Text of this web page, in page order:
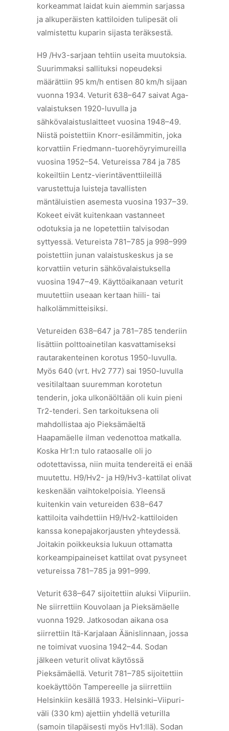
korkeammat laidat kuin aiemmin sarjassa
ja alkuperäisten kattiloiden tulipesät oli
valmistettu kuparin sijasta teräksestä.
H9 /Hv3-sarjaan tehtiin useita muutoksia.
Suurimmaksi sallituksi nopeudeksi
määrättiin 95 km/h entisen 80 km/h sijaan
vuonna 1934. Veturit 638–647 saivat Aga-
valaistuksen 1920-luvulla ja
sähkövalaistuslaitteet vuosina 1948–49.
Niistä poistettiin Knorr-esilämmitin, joka
korvattiin Friedmann-tuorehöyryimureilla
vuosina 1952–54. Vetureissa 784 ja 785
kokeiltiin Lentz-vierintäventtiileillä
varustettuja luisteja tavallisten
mäntäluistien asemesta vuosina 1937–39.
Kokeet eivät kuitenkaan vastanneet
odotuksia ja ne lopetettiin talvisodan
syttyessä. Vetureista 781–785 ja 998–999
poistettiin junan valaistuskeskus ja se
korvattiin veturin sähkövalaistuksella
vuosina 1947–49. Käyttöaikanaan veturit
muutettiin useaan kertaan hiili- tai
halkolämmitteisiksi.
Vetureiden 638–647 ja 781–785 tenderiin
lisättiin polttoainetilan kasvattamiseksi
rautarakenteinen korotus 1950-luvulla.
Myös 640 (vrt. Hv2 777) sai 1950-luvulla
vesitilaltaan suuremman korotetun
tenderin, joka ulkonäöltään oli kuin pieni
Tr2-tenderi. Sen tarkoituksena oli
mahdollistaa ajo Pieksämäeltä
Haapamäelle ilman vedenottoa matkalla.
Koska Hr1:n tulo rataosalle oli jo
odotettavissa, niin muita tendereitä ei enää
muutettu. H9/Hv2- ja H9/Hv3-kattilat olivat
keskenään vaihtokelpoisia. Yleensä
kuitenkin vain vetureiden 638–647
kattiloita vaihdettiin H9/Hv2-kattiloiden
kanssa konepajakorjausten yhteydessä.
Joitakin poikkeuksia lukuun ottamatta
korkeampipaineiset kattilat ovat pysyneet
vetureissa 781–785 ja 991–999.
Veturit 638–647 sijoitettiin aluksi Viipuriin.
Ne siirrettiin Kouvolaan ja Pieksämäelle
vuonna 1929. Jatkosodan aikana osa
siirrettiin Itä-Karjalaan Äänislinnaan, jossa
ne toimivat vuosina 1942–44. Sodan
jälkeen veturit olivat käytössä
Pieksämäellä. Veturit 781–785 sijoitettiin
koekäyttöön Tampereelle ja siirrettiin
Helsinkiin kesällä 1933. Helsinki–Viipuri-
väli (330 km) ajettiin yhdellä veturilla
(samoin tilapäisesti myös Hv1:llä). Sodan